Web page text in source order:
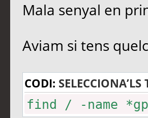
Mala senyal en
Aviam si tens
CODI: SELECCIONA’LS
find / -name